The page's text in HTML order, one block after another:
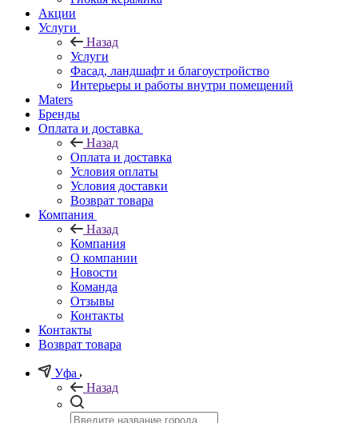
Акции
Услуги
Назад
Услуги
Фасад, ландшафт и благоустройство
Интерьеры и работы внутри помещений
Maters
Бренды
Оплата и доставка
Назад
Оплата и доставка
Условия оплаты
Условия доставки
Возврат товара
Компания
Назад
Компания
О компании
Новости
Команда
Отзывы
Контакты
Контакты
Возврат товара
Уфа
Назад